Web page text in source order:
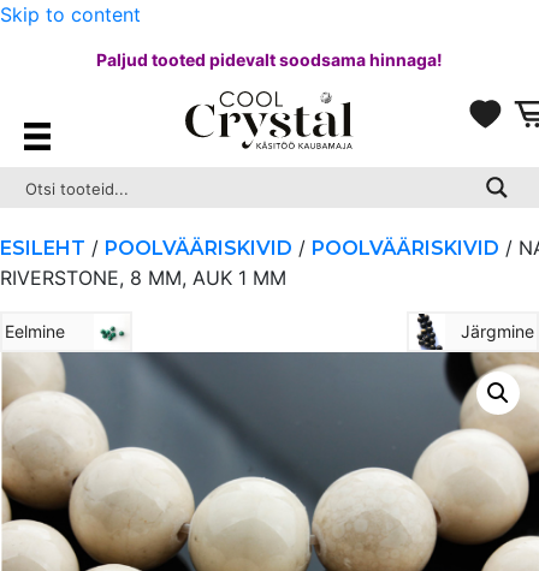
Skip to content
Paljud tooted pidevalt soodsama hinnaga!
ESILEHT / POOLVÄÄRISKIVID / POOLVÄÄRISKIVID /
RIVERSTONE, 8 MM, AUK 1 MM
Eelmine Järgmine